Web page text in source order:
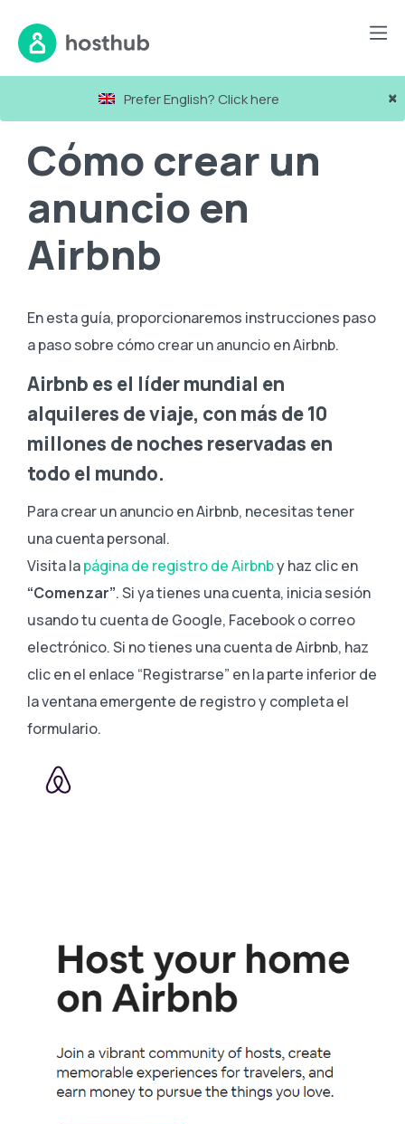
×
Prefer English? Click here
Guías Cómo crear un anuncio en Airbnb
Cómo crear un
anuncio en
Airbnb
En esta guía, proporcionaremos instrucciones paso
a paso sobre cómo crear un anuncio en Airbnb.
Airbnb es el líder mundial en
alquileres de viaje, con más de 10
millones de noches reservadas en
todo el mundo.
Para crear un anuncio en Airbnb, necesitas tener
una cuenta personal.
Visita lapágina de registro de Airbnby haz clic en
“Comenzar”. Si ya tienes una cuenta, inicia sesión
usando tu cuenta de Google, Facebook o correo
electrónico. Si no tienes una cuenta de Airbnb, haz
clic en el enlace “Registrarse” en la parte inferior de
la ventana emergente de registro y completa el
formulario.